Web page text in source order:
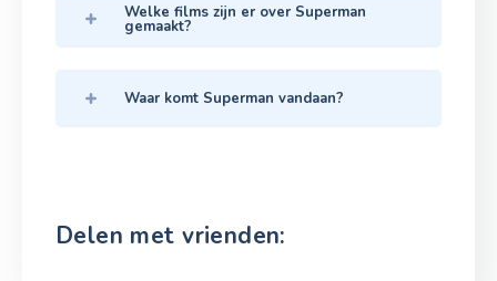
Welke films zijn er over Superman
gemaakt?
Waar komt Superman vandaan?
Delen met vrienden: